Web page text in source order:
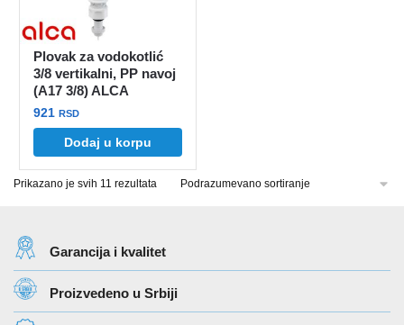
Plovak za vodokotlić
3/8 vertikalni, PP navoj
(A17 3/8) ALCA
921RSD
Dodaj u korpu
Prikazano je svih 11 rezultata
Garancija i kvalitet
Proizvedeno u Srbiji